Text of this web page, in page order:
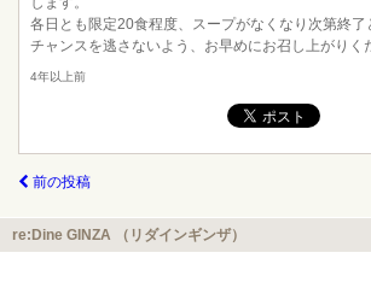
各日とも限定20食程度、スープがなくなり次第終
チャンスを逃さないよう、お早めにお召し上がりく
4年以上前
前の投稿
re:Dine GINZA （リダインギンザ）